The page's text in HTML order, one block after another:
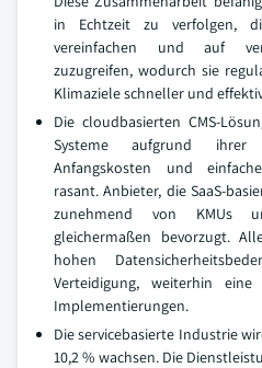
in Echtzeit zu verfolgen,
vereinfachen und auf
zuzugreifen, wodurch sie
Klimaziele schneller und
Die cloudbasierten CMS-
Systeme aufgrund ihrer
Anfangskosten und
rasant. Anbieter, die SaaS-
zunehmend von KMUs
gleichermaßen bevorzugt.
hohen
Verteidigung, weiterhin eine
Implementierungen.
Die servicebasierte Industrie
10,2 % wachsen. Die